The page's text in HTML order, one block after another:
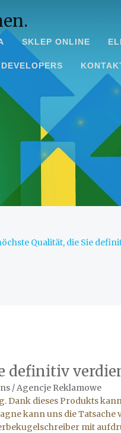
SKLEP ONLINE
DEVELOPERS
Qualität, die Sie
definitiv
/ Agencje Reklamowe
Dank dieses Produkts
kann uns die Tatsache
mit